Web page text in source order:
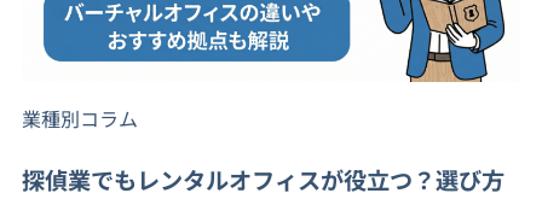
業種別コラム
探偵業でもレンタルオフィスが役立つ？選び方